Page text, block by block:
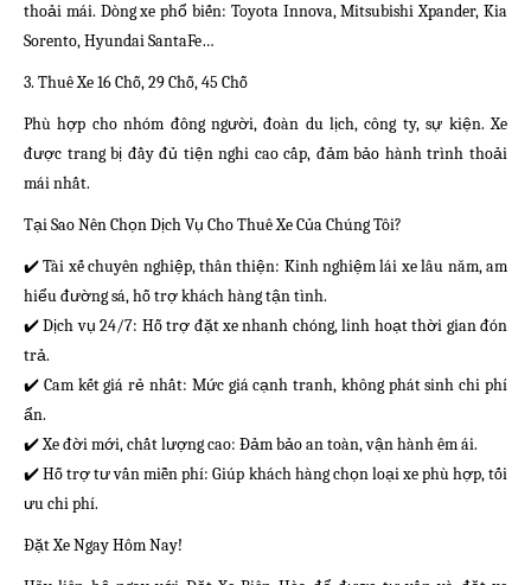
thoải mái. Dòng xe phổ biến: Toyota Innova, Mitsubishi Xpander, Kia
Sorento, Hyundai SantaFe…
3. Thuê Xe 16 Chỗ, 29 Chỗ, 45 Chỗ
Phù hợp cho nhóm đông người, đoàn du lịch, công ty, sự kiện. Xe
được trang bị đầy đủ tiện nghi cao cấp, đảm bảo hành trình thoải
mái nhất.
Tại Sao Nên Chọn Dịch Vụ Cho Thuê Xe Của Chúng Tôi?
✔️ Tài xế chuyên nghiệp, thân thiện: Kinh nghiệm lái xe lâu năm, am
hiểu đường sá, hỗ trợ khách hàng tận tình.
✔️ Dịch vụ 24/7: Hỗ trợ đặt xe nhanh chóng, linh hoạt thời gian đón
trả.
✔️ Cam kết giá rẻ nhất: Mức giá cạnh tranh, không phát sinh chi phí
ẩn.
✔️ Xe đời mới, chất lượng cao: Đảm bảo an toàn, vận hành êm ái.
✔️ Hỗ trợ tư vấn miễn phí: Giúp khách hàng chọn loại xe phù hợp, tối
ưu chi phí.
Đặt Xe Ngay Hôm Nay!